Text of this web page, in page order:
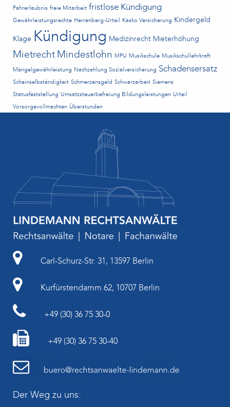
Fahrerlaubnis freie Mitarbeit fristlose Kündigung
Gewährleistungsrechte Herrenberg-Urteil Kasko Versicherung Kindergeld
Klage Kündigung Medizinrecht Mieterhöhung
Mietrecht Mindestlohn MPU Musikschule Musikschullehrkraft
Mängelgewährleistung Nachzahlung Sozialversicherung Schadensersatz
Scheinselbständigkeit Schmerzensgeld Schwarzarbeit Siemens
Statusfeststellung Umsatzsteuerbefreiung Bildungsleistungen Urteil
Vorsorgevollmachten Überstunden
Carl-Schurz-Str. 31, 13597 Berlin
Kurfürstendamm 62, 10707 Berlin
+49 (30) 36 75 30-0
+49 (30) 36 75 30-40
Der Weg zu uns: